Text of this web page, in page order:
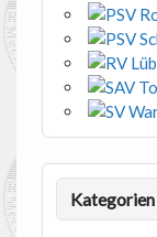
Kategorien